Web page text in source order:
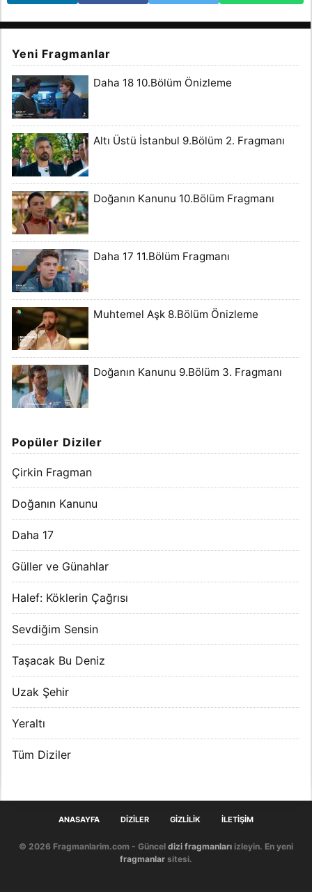
Yeni Fragmanlar
Daha 18 10.Bölüm Önizleme
Altı Üstü İstanbul 9.Bölüm 2. Fragmanı
Doğanın Kanunu 10.Bölüm Fragmanı
Daha 17 11.Bölüm Fragmanı
Muhtemel Aşk 8.Bölüm Önizleme
Doğanın Kanunu 9.Bölüm 3. Fragmanı
Popüler Diziler
Çirkin Fragman
Doğanın Kanunu
Daha 17
Güller ve Günahlar
Halef: Köklerin Çağrısı
Sevdiğim Sensin
Taşacak Bu Deniz
Uzak Şehir
Yeraltı
Tüm Diziler
ANASAYFA DIZILER GIZLILIK İLETIŞIM
© 2026 Fragmanlarim.com - Güncel dizi fragmanları izleyin. En yeni
fragmanlar sitesi.